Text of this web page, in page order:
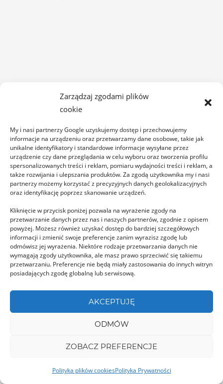
Zarządzaj zgodami plików
cookie
My i nasi partnerzy Google uzyskujemy dostęp i przechowujemy
informacje na urządzeniu oraz przetwarzamy dane osobowe, takie jak
unikalne identyfikatory i standardowe informacje wysyłane przez
urządzenie czy dane przeglądania w celu wyboru oraz tworzenia profilu
spersonalizowanych treści i reklam, pomiaru wydajności treści i reklam, a
także rozwijania i ulepszania produktów. Za zgodą użytkownika my i nasi
partnerzy możemy korzystać z precyzyjnych danych geolokalizacyjnych
oraz identyfikację poprzez skanowanie urządzeń.
Kliknięcie w przycisk poniżej pozwala na wyrażenie zgody na
przetwarzanie danych przez nas i naszych partnerów, zgodnie z opisem
powyżej. Możesz również uzyskać dostęp do bardziej szczegółowych
informacji i zmienić swoje preferencje zanim wyrazisz zgodę lub
odmówisz jej wyrażenia. Niektóre rodzaje przetwarzania danych nie
wymagają zgody użytkownika, ale masz prawo sprzeciwić się takiemu
przetwarzaniu. Preferencje nie będą miały zastosowania do innych witryn
posiadających zgodę globalną lub serwisową.
AKCEPTUJĘ
ODMÓW
ZOBACZ PREFERENCJE
Polityka plików cookiesPolityka Prywatności
BRAȘOV
Biserica Evanghelică w Lovnic
Biserica Evanghelică din Lovnic to zabytkowy
kościół ewangelicki usytuowany w miejscowości
Lovnic, na terenie okręgu …